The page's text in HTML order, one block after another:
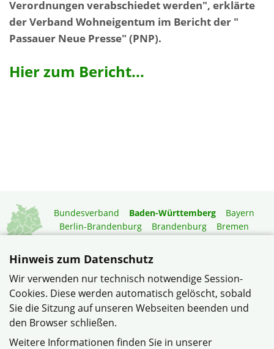
Verordnungen verabschiedet werden", erklärte
der Verband Wohneigentum im Bericht der "
Passauer Neue Presse" (PNP).
Hier zum Bericht...
Bundesverband Baden-Württemberg
Bayern
Berlin-Brandenburg
Brandenburg
Bremen
Niedersachsen
Rheinland-Pfalz
Saarland
Sachsen-Anhalt
Schleswig-Holstein
Thüringen
Mitgliedermagazin
Gartenberatung
© Bezirksverband Neckar-Odenwald im Verband
Hinweis zum Datenschutz
Wir verwenden nur technisch notwendige Session-
Cookies. Diese werden automatisch gelöscht, sobald
Sie die Sitzung auf unseren Webseiten beenden und
den Browser schließen.
Weitere Informationen finden Sie in unserer